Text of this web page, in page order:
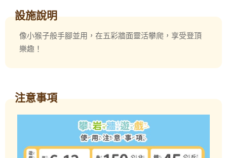
設施說明
像小猴子般手腳並用，在五彩牆面靈活攀爬，享受登頂
樂趣！
注意事項